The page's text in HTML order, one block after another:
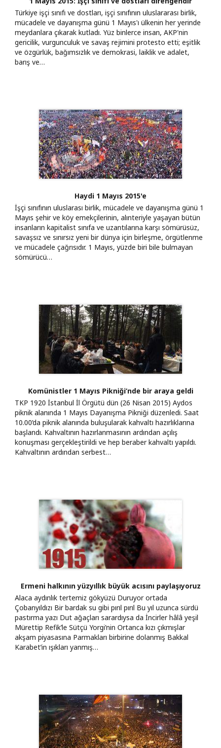
Türkiye işçi sınıfı ve dostları, işçi sınıfının uluslararası birlik,
mücadele ve dayanışma günü 1 Mayıs'ı ülkenin her yerinde
meydanlara çıkarak kutladı. Yüz binlerce insan, AKP'nin
gericilik, vurgunculuk ve savaş rejimini protesto etti; eşitlik
ve özgürlük, bağımsızlık ve demokrasi, laiklik ve adalet,
barış ve…
Haydi 1 Mayıs 2015'e
İşçi sınıfının uluslarası birlik, mücadele ve dayanışma günü 1
Mayıs şehir ve köy emekçilerinin, alınteriyle yaşayan bütün
insanların kapitalist sınıfa ve uzantılarına karşı sömürüsüz,
savaşsız ve sınırsız yeni bir dünya için birleşme, örgütlenme
ve mücadele çağrısıdır. 1 Mayıs, yüzde biri bile bulmayan
sömürücü…
Komünistler 1 Mayıs Pikniği’nde bir araya geldi
TKP 1920 İstanbul İl Örgütü dün (26 Nisan 2015) Aydos
piknik alanında 1 Mayıs Dayanışma Pikniği düzenledi. Saat
10.00’da piknik alanında buluşularak kahvaltı hazırlıklarına
başlandı. Kahvaltının hazırlanmasının ardından açılış
konuşması gerçekleştirildi ve hep beraber kahvaltı yapıldı.
Kahvaltının ardından serbest…
Ermeni halkının yüzyıllık büyük acısını paylaşıyoruz
Alaca aydınlık tertemiz gökyüzü Duruyor ortada
Çobanyıldızı Bir bardak su gibi pırıl pırıl Bu yıl uzunca sürdü
pastırma yazı Dut ağaçları sarardıysa da İncirler hâlâ yeşil
Mürettip Refik’le Sütçü Yorgi’nin Ortanca kızı çıkmışlar
akşam piyasasına Parmakları birbirine dolanmış Bakkal
Karabet’in ışıkları yanmış…